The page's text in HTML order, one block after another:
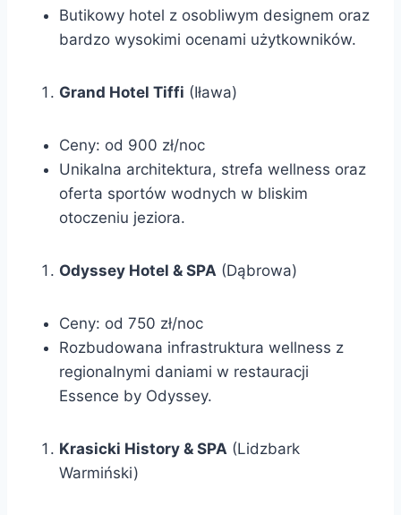
Butikowy hotel z osobliwym designem oraz
bardzo wysokimi ocenami użytkowników.
Grand Hotel Tiffi (Iława)
Ceny: od 900 zł/noc
Unikalna architektura, strefa wellness oraz
oferta sportów wodnych w bliskim
otoczeniu jeziora.
Odyssey Hotel & SPA (Dąbrowa)
Ceny: od 750 zł/noc
Rozbudowana infrastruktura wellness z
regionalnymi daniami w restauracji
Essence by Odyssey.
Krasicki History & SPA (Lidzbark
Warmiński)